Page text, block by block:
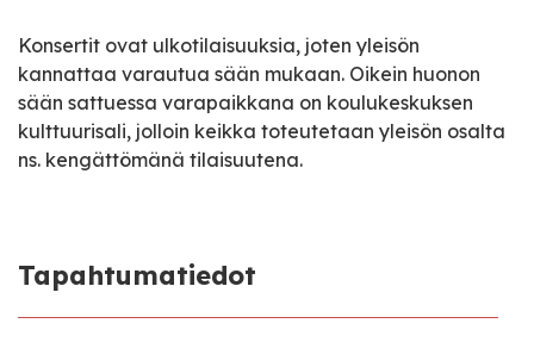
Konsertit ovat ulkotilaisuuksia, joten yleisön
kannattaa varautua sään mukaan. Oikein huonon
sään sattuessa varapaikkana on koulukeskuksen
kulttuurisali, jolloin keikka toteutetaan yleisön osalta
ns. kengättömänä tilaisuutena.
Tapahtumatiedot